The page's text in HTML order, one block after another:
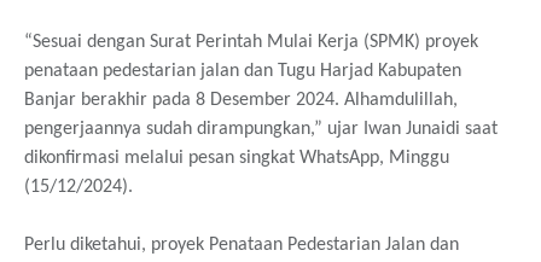
“Sesuai dengan Surat Perintah Mulai Kerja (SPMK) proyek
penataan pedestarian jalan dan Tugu Harjad Kabupaten
Banjar berakhir pada 8 Desember 2024. Alhamdulillah,
pengerjaannya sudah dirampungkan,” ujar Iwan Junaidi saat
dikonfirmasi melalui pesan singkat WhatsApp, Minggu
(15/12/2024).
Perlu diketahui, proyek Penataan Pedestarian Jalan dan